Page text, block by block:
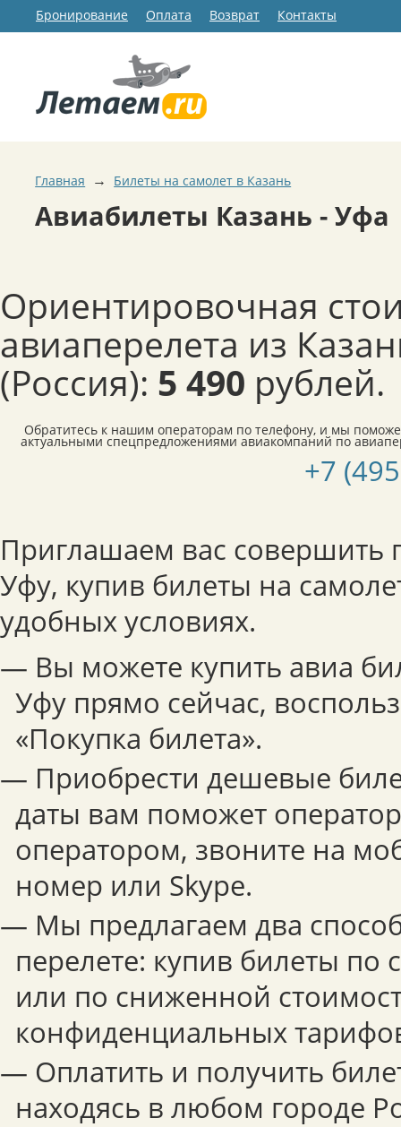
Бронирование Оплата Возврат Контакты
Главная → Билеты на самолет в Казань
Авиабилеты Казань - Уфа
Ориентировочная
авиаперелета из
(Россия): 5 490 рублей.
Обратитесь к нашим операторам по телефону, и мы
актуальными спецпредложениями авиакомпаний по
+7
Приглашаем вас совершить
Уфу, купив билеты на
удобных условиях.
— Вы можете купить авиа
Уфу прямо сейчас,
«Покупка билета».
— Приобрести дешевые
даты вам поможет
оператором, звоните на
номер или Skype.
— Мы предлагаем два
перелете: купив билеты
или по сниженной
конфиденциальных
— Оплатить и получить
находясь в любом городе